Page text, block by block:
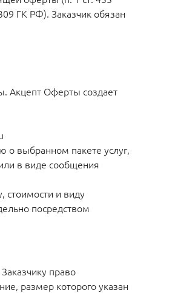
ГК РФ). Заказчик обязан
Акцепт Оферты создает
выбранном пакете услуг,
в виде сообщения
и виду
посредством
право
размер которого указан